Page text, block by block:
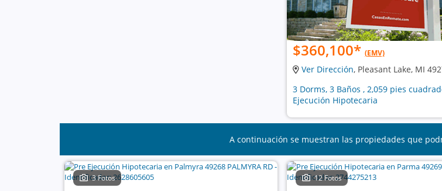
$360,100* (EMV)
Ver Dirección, Pleasant Lake, MI
3 Dorms, 3 Baños , 2,059 pies
Ejecución Hipotecaria
A continuación se muestran las propiedades que
3 Fotos 12 Fotos